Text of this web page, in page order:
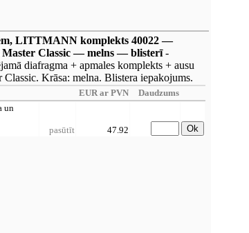
LITTMANN komplekts 40022 —
Master Classic — melns — blisterī-
diafragma + apmales komplekts + ausu
Krāsa: melna. Blistera iepakojums.
EUR ar PVN Daudzums
un
pasūtīt 47.92 Ok